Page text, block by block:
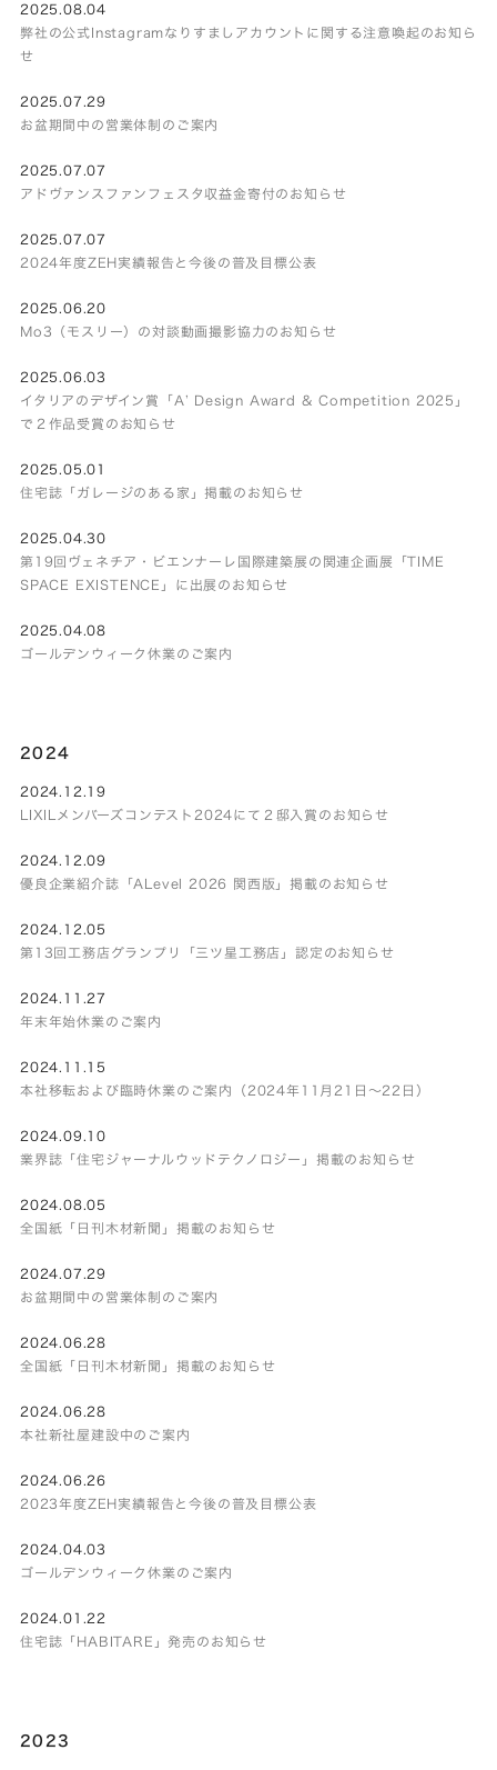
2025.08.04
弊社の公式Instagramなりすましアカウントに関する注意喚起のお知ら
せ
2025.07.29
お盆期間中の営業体制のご案内
2025.07.07
アドヴァンスファンフェスタ収益金寄付のお知らせ
2025.07.07
2024年度ZEH実績報告と今後の普及目標公表
2025.06.20
Mo3（モスリー）の対談動画撮影協力のお知らせ
2025.06.03
イタリアのデザイン賞「A’ Design Award & Competition 2025」
で２作品受賞のお知らせ
2025.05.01
住宅誌「ガレージのある家」掲載のお知らせ
2025.04.30
第19回ヴェネチア・ビエンナーレ国際建築展の関連企画展「TIME
SPACE EXISTENCE」に出展のお知らせ
2025.04.08
ゴールデンウィーク休業のご案内
2024
2024.12.19
LIXILメンバーズコンテスト2024にて２邸入賞のお知らせ
2024.12.09
優良企業紹介誌「ALevel 2026 関西版」掲載のお知らせ
2024.12.05
第13回工務店グランプリ「三ツ星工務店」認定のお知らせ
2024.11.27
年末年始休業のご案内
2024.11.15
本社移転および臨時休業のご案内（2024年11月21日～22日）
2024.09.10
業界誌「住宅ジャーナルウッドテクノロジー」掲載のお知らせ
2024.08.05
全国紙「日刊木材新聞」掲載のお知らせ
2024.07.29
お盆期間中の営業体制のご案内
2024.06.28
全国紙「日刊木材新聞」掲載のお知らせ
2024.06.28
本社新社屋建設中のご案内
2024.06.26
2023年度ZEH実績報告と今後の普及目標公表
2024.04.03
ゴールデンウィーク休業のご案内
2024.01.22
住宅誌「HABITARE」発売のお知らせ
2023